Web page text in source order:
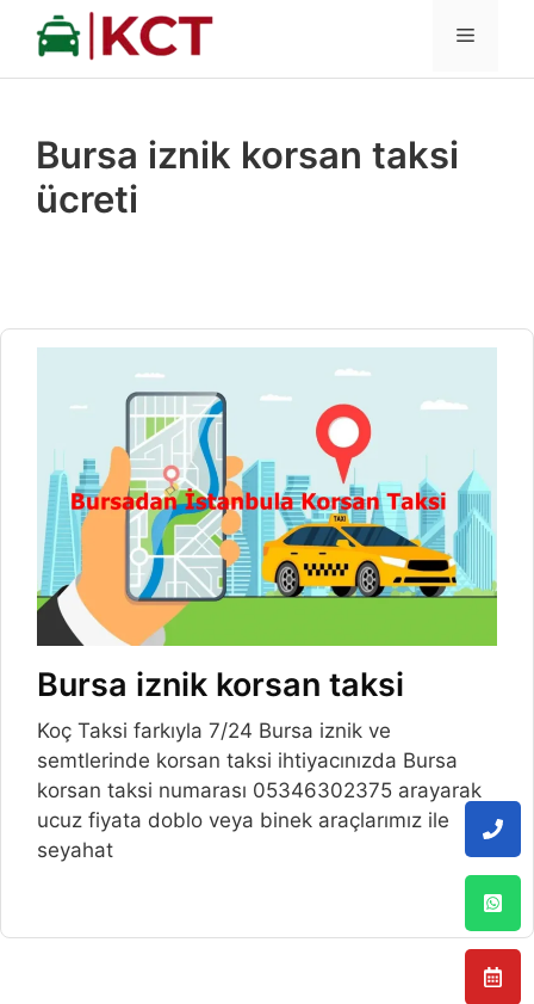
İçeriğe
MENÜ
Bursa iznik korsan taksi
ücreti
Bursa iznik korsan taksi
Koç Taksi farkıyla 7/24 Bursa iznik ve
semtlerinde korsan taksi ihtiyacınızda Bursa
korsan taksi numarası 05346302375 arayarak
ucuz fiyata doblo veya binek araçlarımız ile
seyahat